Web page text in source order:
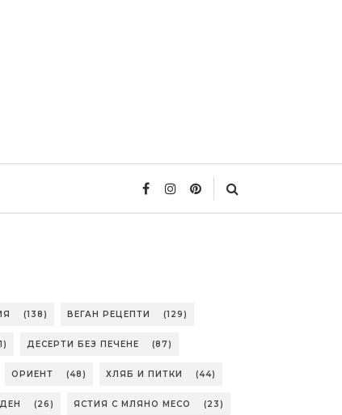
(138) ВЕГАН РЕЦЕПТИ (129)
ДЕСЕРТИ БЕЗ ПЕЧЕНЕ (87)
ОРИЕНТ (48) ХЛЯБ И ПИТКИ (44)
(26) ЯСТИЯ С МЛЯНО МЕСО (23)